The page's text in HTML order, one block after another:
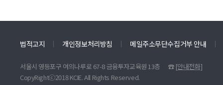
법적고지 개인정보처리방침 메일주소무단수집거부 안내
서울시 영등포구 여의나루로 67-8 금융투자교육원 13층 ☎ [안내전화]
CopyRightⓒ2018 KCIE. All Rights Reserved.